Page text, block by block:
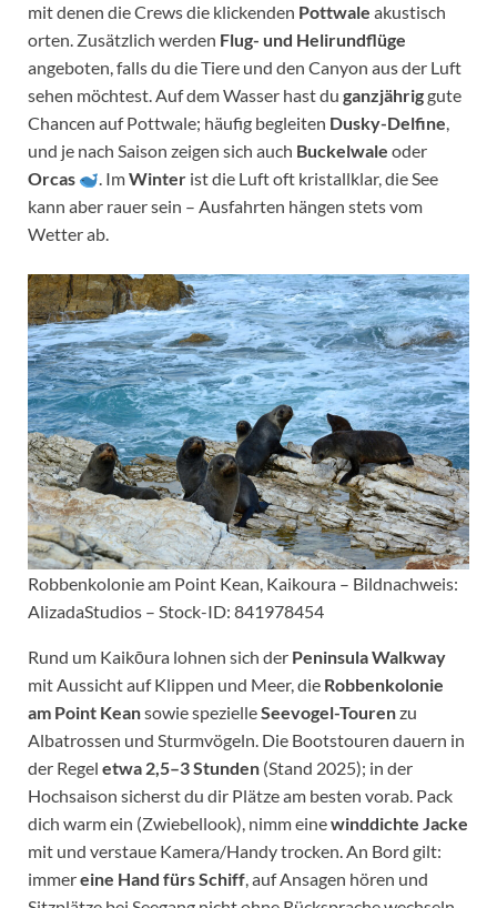
mit denen die Crews die klickenden Pottwale akustisch
orten. Zusätzlich werden Flug- und Helirundflüge
angeboten, falls du die Tiere und den Canyon aus der Luft
sehen möchtest. Auf dem Wasser hast du ganzjähriggute
Chancen auf Pottwale; häufig begleiten Dusky-Delfine,
und je nach Saison zeigen sich auch Buckelwale oder
Orcas
. ImWinter ist die Luft oft kristallklar, die See
kann aber rauer sein – Ausfahrten hängen stets vom
Wetter ab.
Robbenkolonie am Point Kean, Kaikoura – Bildnachweis:
AlizadaStudios – Stock-ID: 841978454
Rund um Kaikōura lohnen sich der Peninsula Walkway
mit Aussicht auf Klippen und Meer, die Robbenkolonie
am Point Keansowie spezielleSeevogel-Tourenzu
Albatrossen und Sturmvögeln. Die Bootstouren dauern in
der Regel etwa 2,5–3 Stunden (Stand 2025); in der
Hochsaison sicherst du dir Plätze am besten vorab. Pack
dich warm ein (Zwiebellook), nimm einewinddichte Jacke
mit und verstaue Kamera/Handy trocken. An Bord gilt:
immereine Hand fürs Schiff , auf Ansagen hören und